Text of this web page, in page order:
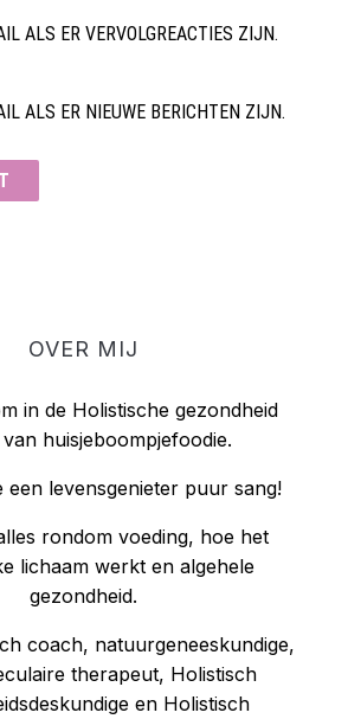
ALS ER VERVOLGREACTIES ZIJN.
ALS ER NIEUWE BERICHTEN ZIJN.
OVER MIJ
in de Holistische gezondheid
huisjeboompjefoodie.
een levensgenieter puur sang!
rondom voeding, hoe het
lichaam werkt en algehele
gezondheid.
coach, natuurgeneeskundige,
therapeut, Holistisch
en Holistisch